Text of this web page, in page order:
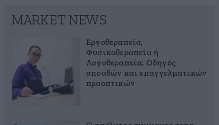
MARKET NEWS
Εργοθεραπεία,
Φυσικοθεραπεία ή
Λογοθεραπεία; Οδηγός
σπουδών και επαγγελματικών
προοπτικών